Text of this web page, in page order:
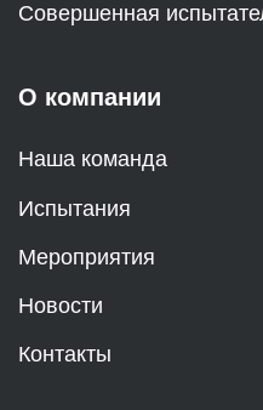
Совершенная
О компании
Наша команда
Испытания
Мероприятия
Новости
Контакты